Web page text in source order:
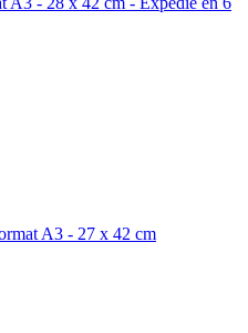
A3 - 27 x 42 cm